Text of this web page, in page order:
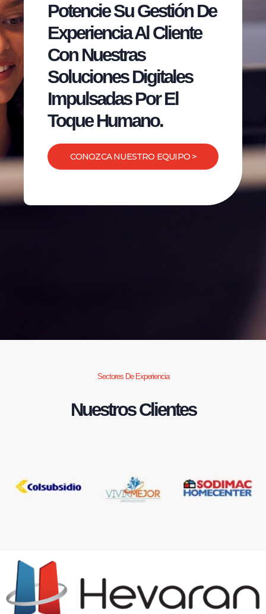
Potencie Su Gestión De
Experiencia Al Cliente
Con Nuestras
Soluciones Digitales
Impulsadas Por El
Toque Humano.
CONOZCA NUESTRO EQUIPO >
Sectores De Experiencia
Nuestros Clientes